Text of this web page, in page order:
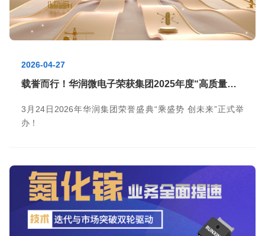
2026-04-27
载誉而行！华润微电子荣获集团2025年度“高质量发展奖”等多项荣誉
3月24日2026年华润集团荣誉盛典“乘盛势 创未来”正式举
办！